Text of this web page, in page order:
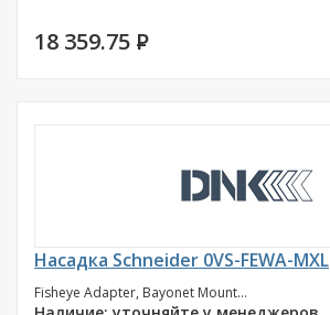
18 359.75 P
Насадка Schneider 0VS-FEWA-MXL
Fisheye Adapter, Bayonet Mount...